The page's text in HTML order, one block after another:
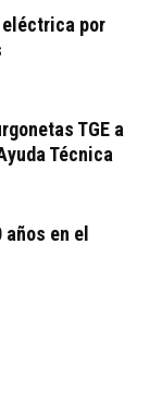
eléctrica por
TGE a
Técnica
años en el